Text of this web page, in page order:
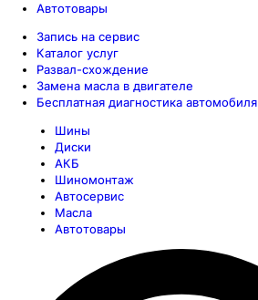
Автотовары
Запись на сервис
Каталог услуг
Развал-схождение
Замена масла в двигателе
Бесплатная диагностика автомобиля
Шины
Диски
АКБ
Шиномонтаж
Автосервис
Масла
Автотовары